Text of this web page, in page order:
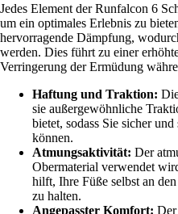
Jedes Element der Runfalcon 6
um ein optimales Erlebnis zu
hervorragende Dämpfung,
werden. Dies führt zu einer
Verringerung der Ermüdung
Haftung und Traktion:
sie außergewöhnliche
bietet, sodass Sie sicher
können.
Atmungsaktivität: Der
Obermaterial verwendet
hilft, Ihre Füße selbst an
zu halten.
Angepasster Komfort: